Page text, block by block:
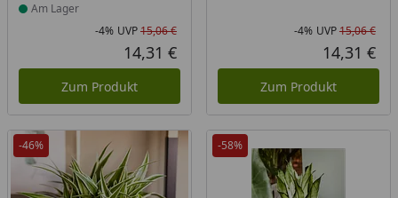
Am Lager
Rabatt in Prozent
-4%
Ursprünglicher Preis
UVP15,06 €
Aktueller Preis
14,31 €
Zum Produkt
-4% UVP15,06 €
14,31 €
Zum Produkt
-46% -58%